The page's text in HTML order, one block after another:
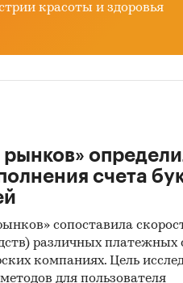
Оценка
Источники
Данные
Официальные
красоты и здоровья
счета
сопоставила
различных платежных
компаниях. Цель
для пользователя